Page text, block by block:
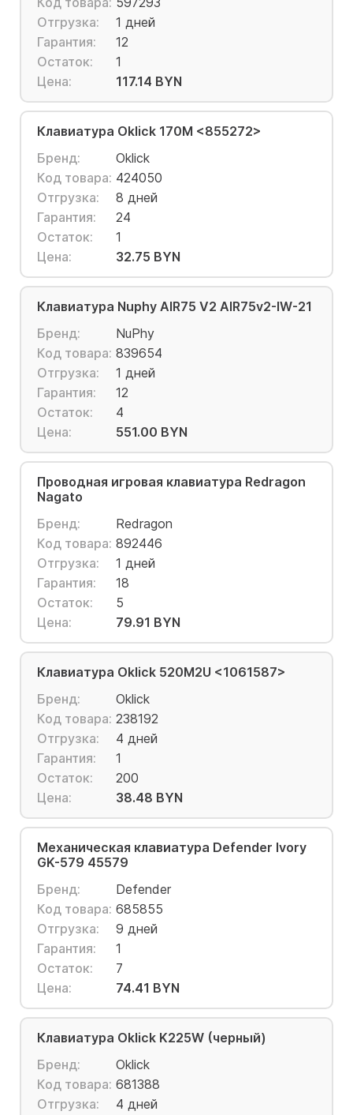
Отгрузка:
1 дней
Гарантия:
12
Остаток:
1
Цена:
117.14 BYN
Клавиатура Oklick 170M <855272>
Бренд:
Oklick
Код товара: 424050
Отгрузка:
8 дней
Гарантия:
24
Остаток:
1
Цена:
32.75 BYN
Клавиатура Nuphy AIR75 V2 AIR75v2-IW-21
Бренд:
NuPhy
Код товара: 839654
Отгрузка:
1 дней
Гарантия:
12
Остаток:
4
Цена:
551.00 BYN
Проводная игровая клавиатура Redragon
Nagato
Бренд:
Redragon
Код товара: 892446
Отгрузка:
1 дней
Гарантия:
18
Остаток:
5
Цена:
79.91 BYN
Клавиатура Oklick 520M2U <1061587>
Бренд:
Oklick
Код товара: 238192
Отгрузка:
4 дней
Гарантия:
1
Остаток:
200
Цена:
38.48 BYN
Механическая клавиатура Defender Ivory
GK-579 45579
Бренд:
Defender
Код товара: 685855
Отгрузка:
9 дней
Гарантия:
1
Остаток:
7
Цена:
74.41 BYN
Клавиатура Oklick K225W (черный)
Бренд:
Oklick
Код товара: 681388
Отгрузка:
4 дней